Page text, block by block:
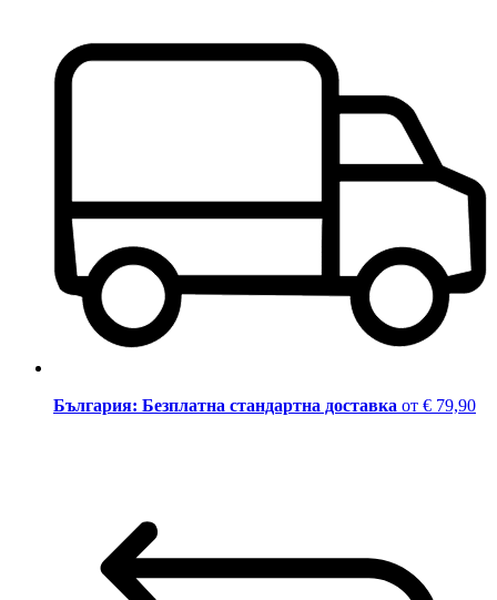
България: Безплатна стандартна доставка от € 79,90